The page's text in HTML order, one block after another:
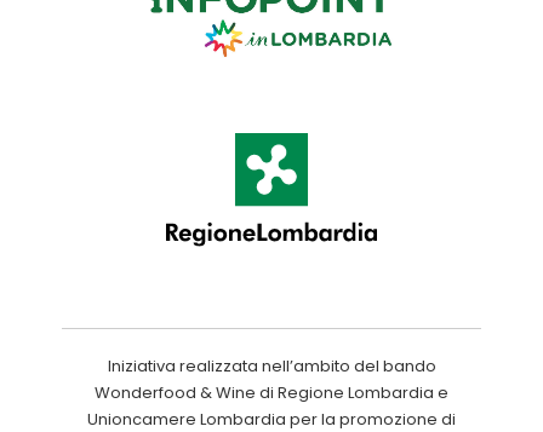
Iniziativa realizzata nell’ambito del bando
Wonderfood & Wine di Regione Lombardia e
Unioncamere Lombardia per la promozione di